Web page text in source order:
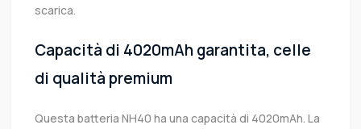
scarica.
Capacità di 4020mAh garantita, celle
di qualità premium
Questa batteria NH40 ha una capacità di 4020mAh. La